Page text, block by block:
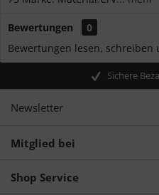
Bewertungen
0
Bewertungen lesen, schreiben
Sichere
Newsletter
Mitglied bei
Shop Service